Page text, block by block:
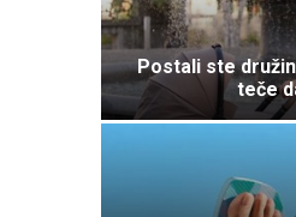
Postali ste
teče